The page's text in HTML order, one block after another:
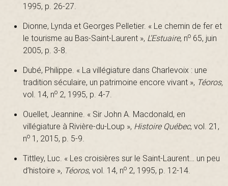
1995, p. 26-27.
Dionne, Lynda et Georges Pelletier. « Le chemin de fer et
le tourisme au Bas-Saint-Laurent », L’Estuaire, no 65, juin
2005, p. 3-8.
Dubé, Philippe. « La villégiature dans Charlevoix : une
tradition séculaire, un patrimoine encore vivant », Téoros,
vol. 14, no 2, 1995, p. 4-7.
Ouellet, Jeannine. « Sir John A. Macdonald, en
villégiature à Rivière-du-Loup », Histoire Québec, vol. 21,
no 1, 2015, p. 5-9.
Tittley, Luc. « Les croisières sur le Saint-Laurent… un peu
d’histoire », Téoros, vol. 14, no 2, 1995, p. 12-14.